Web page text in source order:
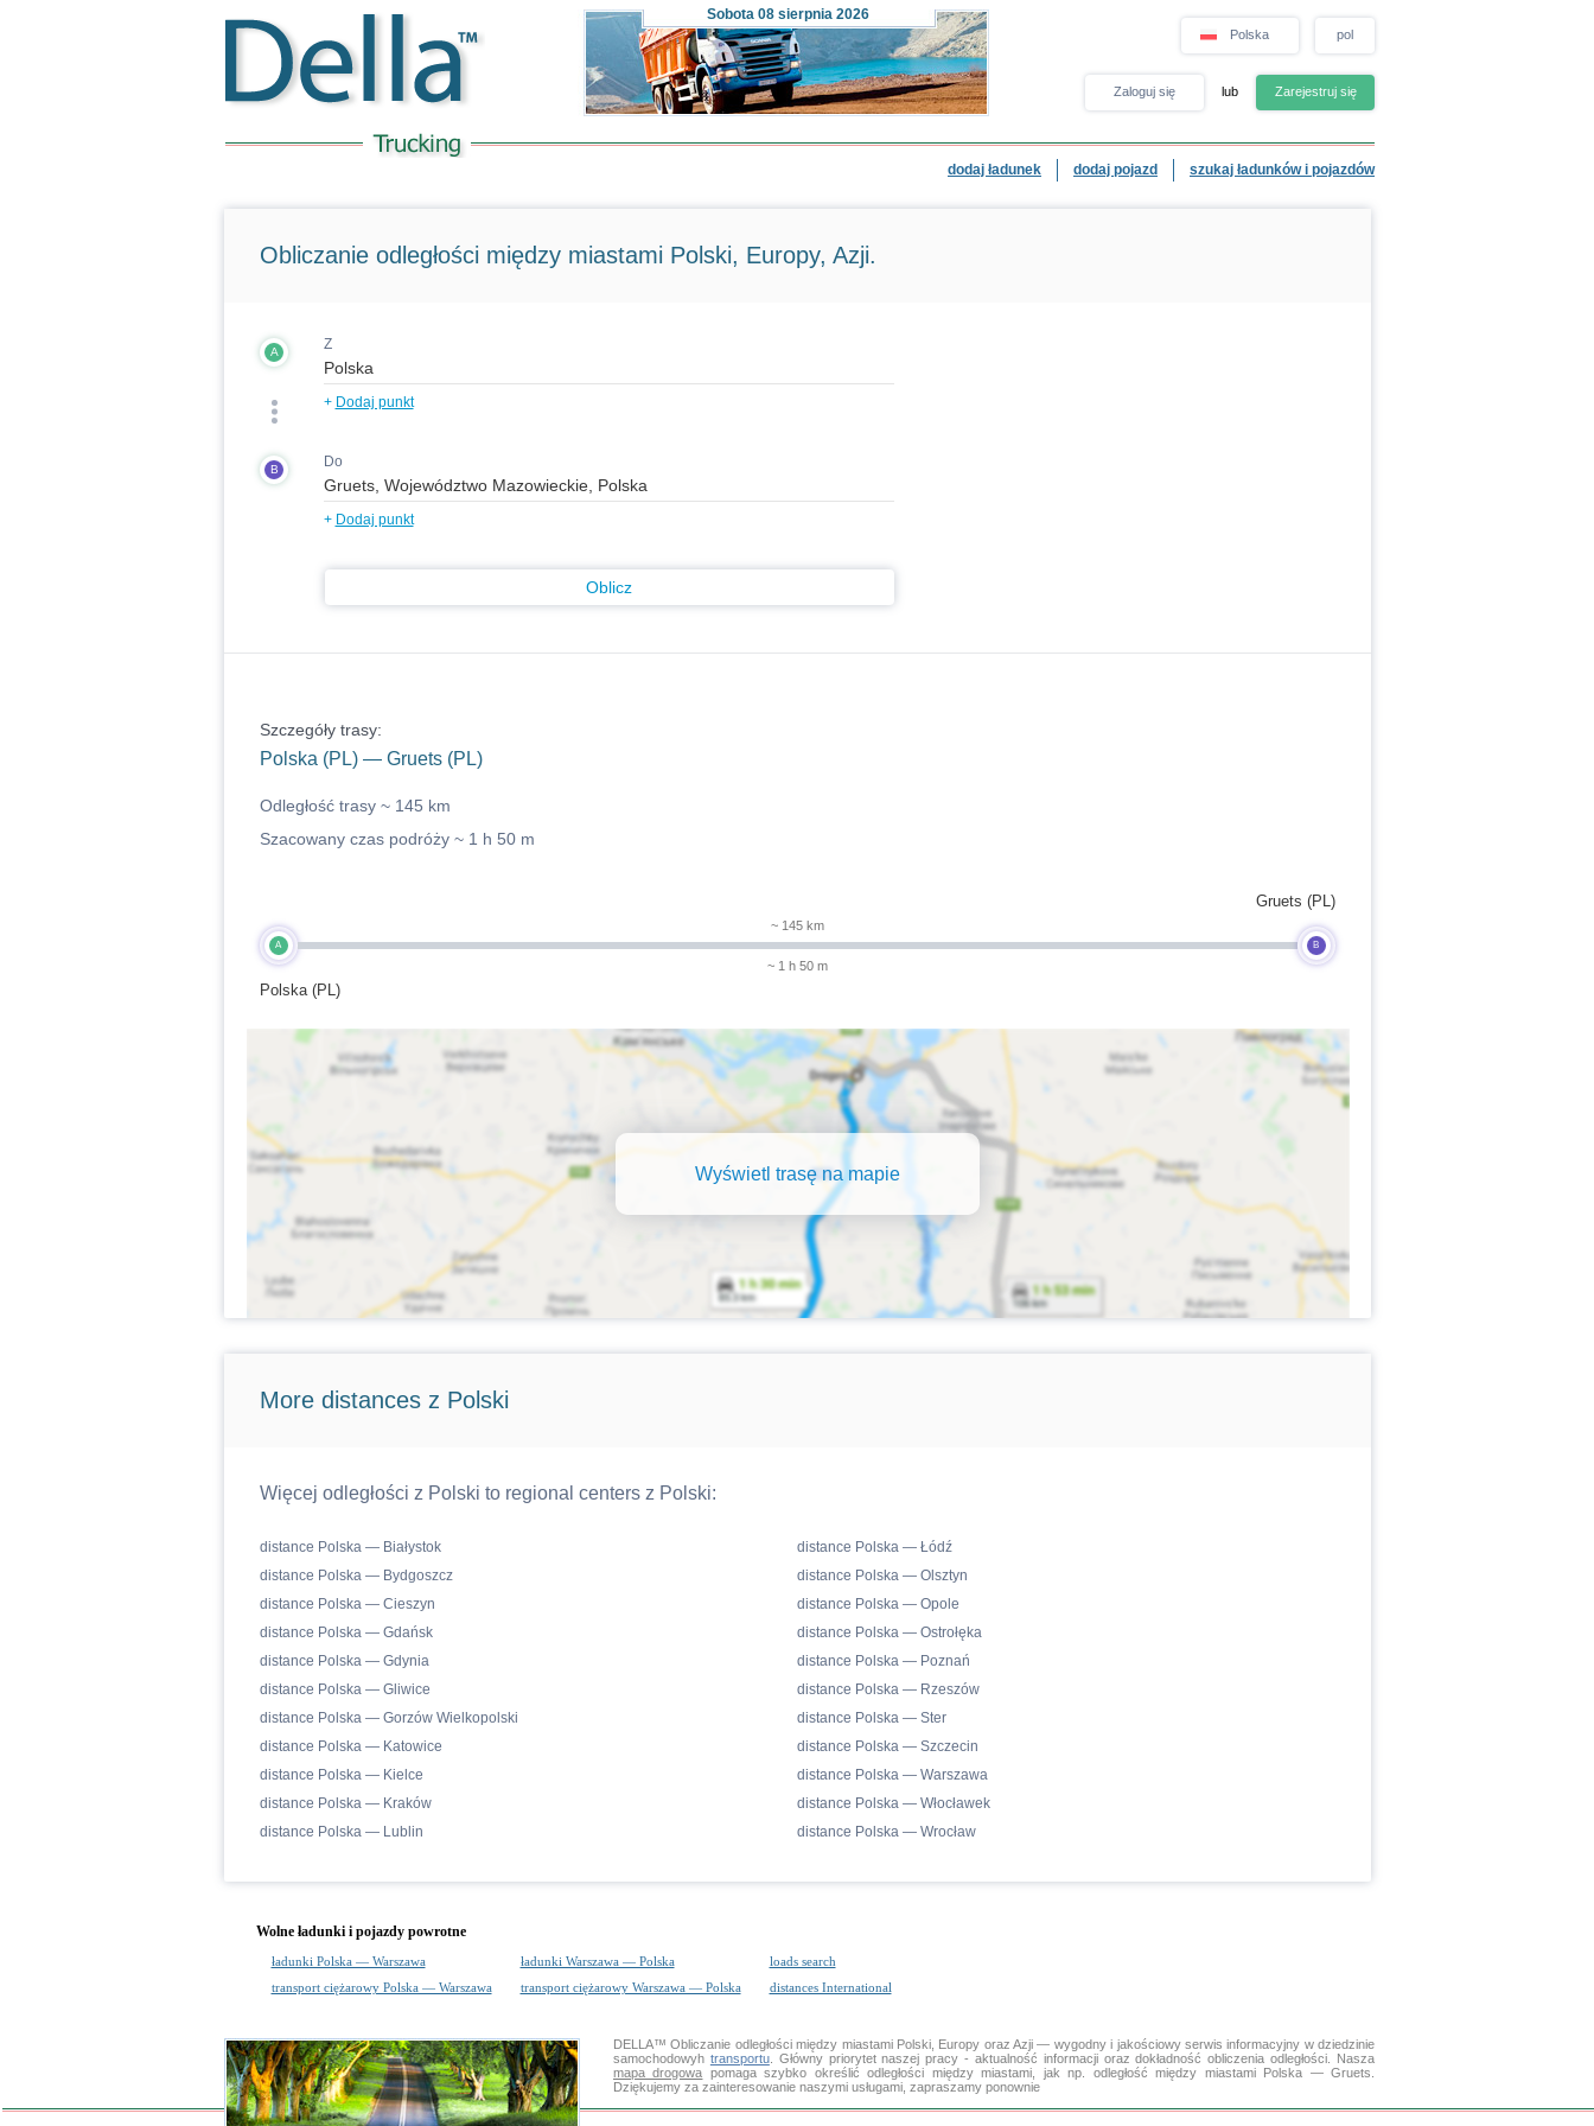
Sobota08 sierpnia 2026
Polska pol
Zaloguj się lub Zarejestruj się
dodaj ładunek dodaj pojazd szukaj ładunków i pojazdów
Obliczanie odległości między miastami Polski, Europy, Azji.
A Z
+ Dodaj punkt
B Do
+ Dodaj punkt
Oblicz
Szczegóły trasy:
Polska (PL) — Gruets (PL)
Odległość trasy ~ 145 km
Szacowany czas podróży ~ 1 h 50 m
A
Polska (PL)
~ 145 km
~ 1 h 50 m
B
Gruets (PL)
Wyświetl trasę na mapie
More distances z Polski
Więcej odległości z Polski to regional centers z Polski:
distance Polska — Białystok
distance Polska — Bydgoszcz
distance Polska — Cieszyn
distance Polska — Gdańsk
distance Polska — Gdynia
distance Polska — Gliwice
distance Polska — Gorzów Wielkopolski
distance Polska — Katowice
distance Polska — Kielce
distance Polska — Kraków
distance Polska — Lublin
distance Polska — Łódź
distance Polska — Olsztyn
distance Polska — Opole
distance Polska — Ostrołęka
distance Polska — Poznań
distance Polska — Rzeszów
distance Polska — Ster
distance Polska — Szczecin
distance Polska — Warszawa
distance Polska — Włocławek
distance Polska — Wrocław
Wolne ładunki i pojazdy powrotne
ładunki Polska — Warszawa ładunki Warszawa — Polska
loads search
transport ciężarowy Polska — Warszawa
transport ciężarowy Warszawa — Polska distances International
DELLA™Obliczanie odległościmiędzy miastami Polski, Europy oraz Azji — wygodny i jakościowy serwis informacyjny w dziedzinie
samochodowyh transportu. Główny priorytet naszej pracy - aktualność informacji oraz dokładność obliczenia odległości. Nasza
mapa drogowa pomaga szybko określić odległości między miastami, jak np. odległość między miastami Polska — Gruets.
Dziękujemy za zainteresowanie naszymi usługami, zapraszamy ponownie